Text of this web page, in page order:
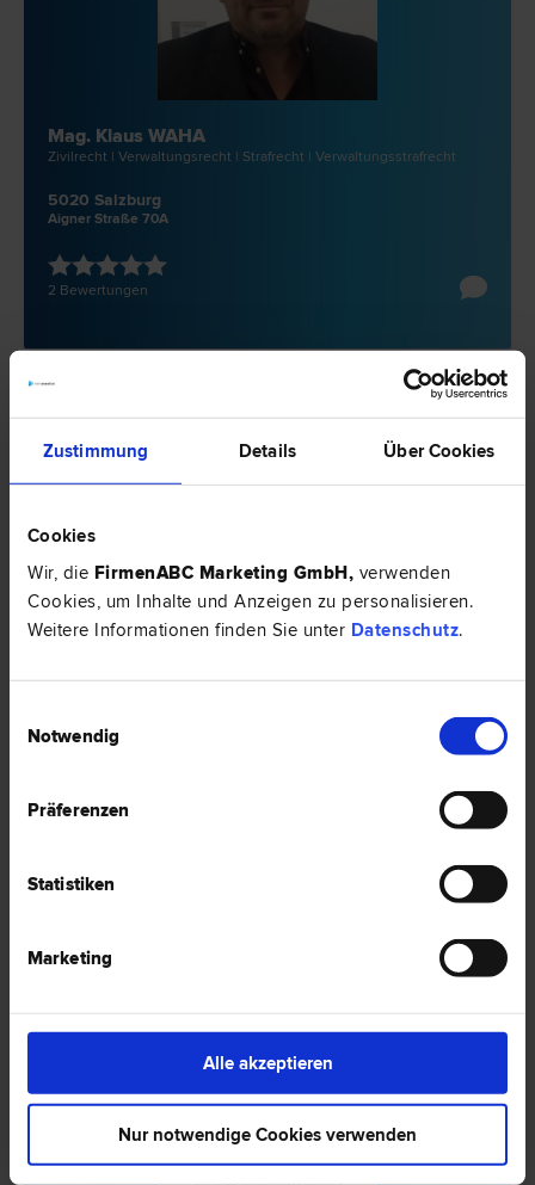
Zustimmung Details Über Cookies
Cookies
Wir, die FirmenABC Marketing GmbH, verwenden
Cookies, um Inhalte und Anzeigen zu personalisieren.
Weitere Informationen finden Sie unter Datenschutz.
Notwendig
Präferenzen
Statistiken
Marketing
Alle akzeptieren
Nur notwendige Cookies verwenden
Mag. Klaus WAHA
Zivil­recht | Verwaltungs­recht | Straf­recht | Verwaltungsstraf­recht
5020 Salzburg
Aigner Straße 70A
2 Bewertungen
Mag. Susanne PAYER
Vertrags­recht | Gesellschafts­recht | Familien­recht | Scheidungs­
5020 Salzburg